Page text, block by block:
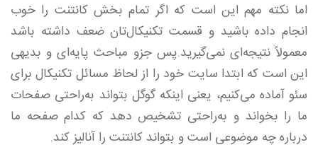
اما نکته مهم این است که اگر تمام بخش کانتنت را خوب
انجام داده باشید و قسمت تکنیکال‌تان ضعف داشته باشد
معمولاً نتیجه‌ای نمی‌گیرید.پس جزو مباحث پایه‌ای و بدیهی
این است که ابتدا سایت خود را از لحاظ مسائل تکنیکال برای
سئو آماده می‌کنیم، یعنی اینکه گوگل بتواند به‌راحتی صفحات
ما را بخواند و به‌راحتی تشخیص دهد که کدام صفحه ما
درباره چه موضوعی است و بتواند کانتنت را آنالیز کند.